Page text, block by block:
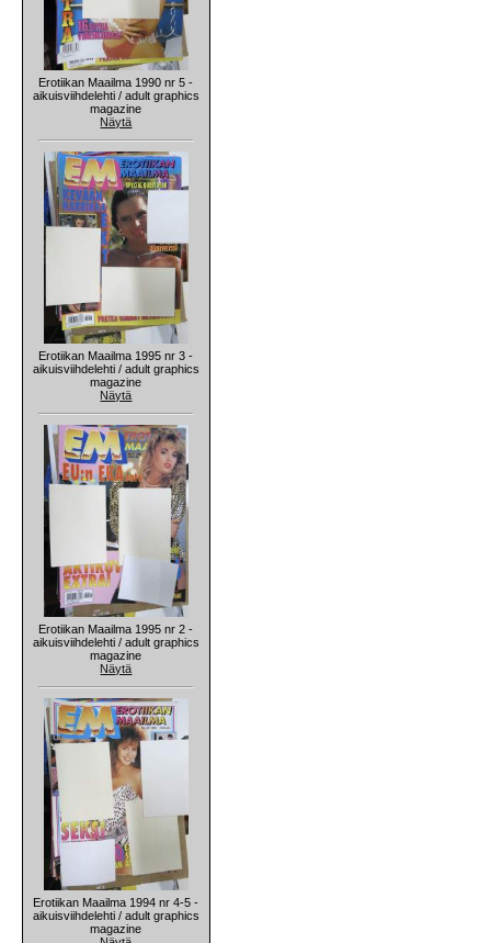
Erotiikan Maailma 1990 nr 5 -
aikuisviihdelehti / adult graphics
magazine
Näytä
Erotiikan Maailma 1995 nr 3 -
aikuisviihdelehti / adult graphics
magazine
Näytä
Erotiikan Maailma 1995 nr 2 -
aikuisviihdelehti / adult graphics
magazine
Näytä
Erotiikan Maailma 1994 nr 4-5 -
aikuisviihdelehti / adult graphics
magazine